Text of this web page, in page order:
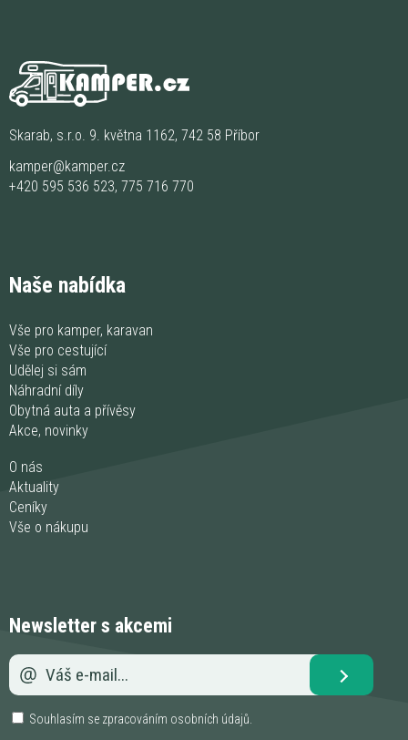
Skarab, s.r.o. 9. května 1162, 742 58 Příbor
kamper@kamper.cz
+420 595 536 523, 775 716 770
Naše nabídka
Vše pro kamper, karavan
Vše pro cestující
Udělej si sám
Náhradní díly
Obytná auta a přívěsy
Akce, novinky
O nás
Aktuality
Ceníky
Vše o nákupu
Newsletter s akcemi
Souhlasím se zpracováním osobních údajů